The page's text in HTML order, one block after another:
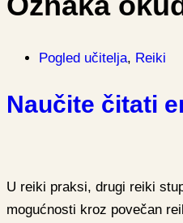
Pogled učitelja, Reiki
Naučite čitati
U reiki praksi, drugi reiki
mogućnosti kroz povečan